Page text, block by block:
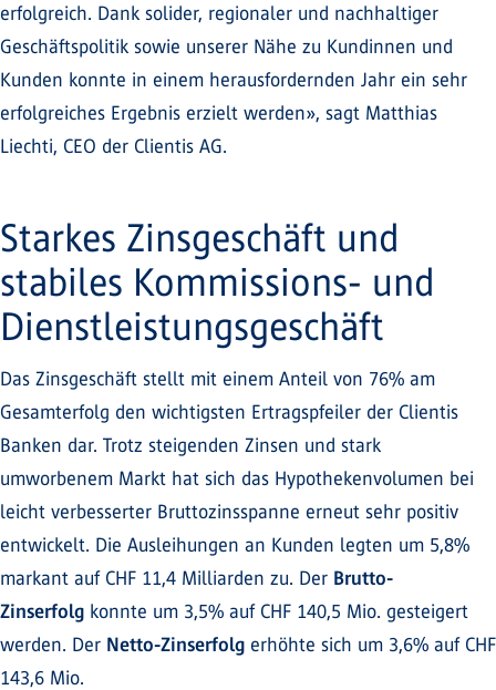
erfolgreich. Dank solider, regionaler und nachhaltiger
Geschäftspolitik sowie unserer Nähe zu Kundinnen und
Kunden konnte in einem herausfordernden Jahr ein sehr
erfolgreiches Ergebnis erzielt werden», sagt Matthias
Liechti, CEO der Clientis AG.
Starkes Zinsgeschäft und
stabiles Kommissions- und
Dienstleistungsgeschäft
Das Zinsgeschäft stellt mit einem Anteil von 76% am
Gesamterfolg den wichtigsten Ertragspfeiler der Clientis
Banken dar. Trotz steigenden Zinsen und stark
umworbenem Markt hat sich das Hypothekenvolumen bei
leicht verbesserter Bruttozinsspanne erneut sehr positiv
entwickelt. Die Ausleihungen an Kunden legten um 5,8%
markant auf CHF 11,4 Milliarden zu. Der Brutto-
Zinserfolg konnte um 3,5% auf CHF 140,5 Mio. gesteigert
werden. Der Netto-Zinserfolg erhöhte sich um 3,6% auf CHF
143,6 Mio.